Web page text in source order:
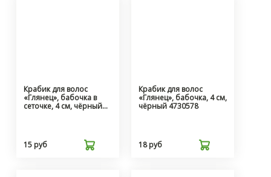
Крабик для волос
«Глянец», бабочка в
сеточке, 4 см, чёрный
15 руб
Крабик для волос
«Глянец», бабочка, 4 см,
чёрный 4730578
18 руб